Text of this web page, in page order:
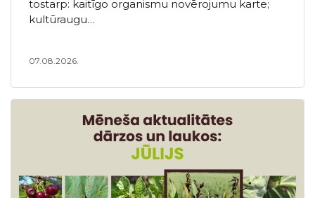
tostarp: kaitīgo organismu novērojumu karte;
kultūraugu…
07.08.2026.